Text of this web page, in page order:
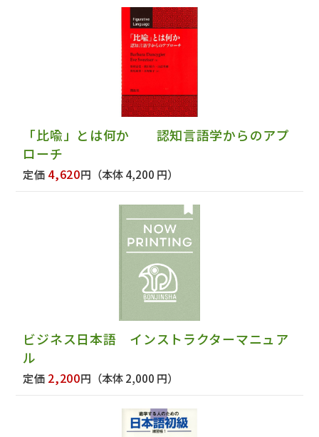
「比喩」とは何か 認知言語学からのアプ
ローチ
定価 4,620円 （本体 4,200 円）
ビジネス日本語 インストラクターマニュア
ル
定価 2,200円 （本体 2,000 円）